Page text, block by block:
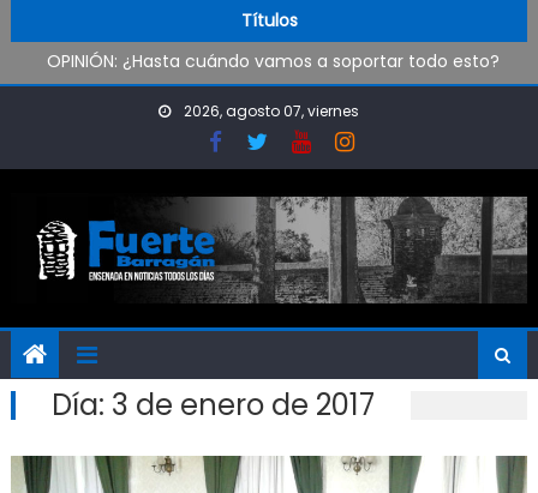
Títulos
Pueblo Nuevo suma boxeo y artes marciales
OPINIÓN: ¿Hasta cuándo vamos a soportar todo esto?
Oxbow Argentina brindó talleres de empleabilidad a
estudiantes de escuelas técnicas de Ensenada y Berisso
Oportunidad para ingresar a la Policía Bonaerense
2026, agosto 07, viernes
Día: 3 de enero de 2017